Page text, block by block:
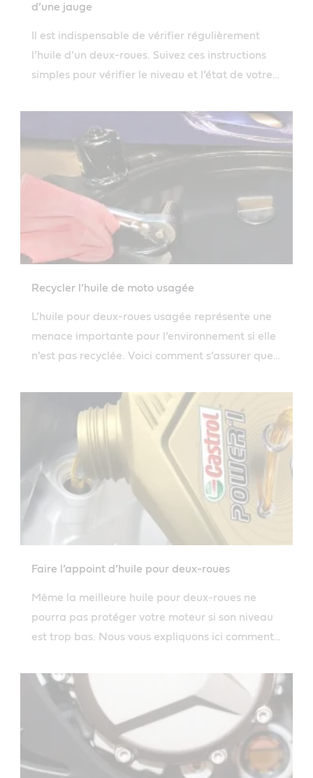
d’une jauge
Il est indispensable de vérifier régulièrement
l’huile d’un deux-roues. Suivez ces instructions
simples pour vérifier le niveau et l’état de votre
Recycler l’huile de moto usagée
L’huile pour deux-roues usagée représente une
menace importante pour l’environnement si elle
n’est pas recyclée. Voici comment s’assurer que
en toute sécurité.
Faire l’appoint d’huile pour deux-roues
Même la meilleure huile pour deux-roues ne
pourra pas protéger votre moteur si son niveau
est trop bas. Nous vous expliquons ici comment
toute sécurité.